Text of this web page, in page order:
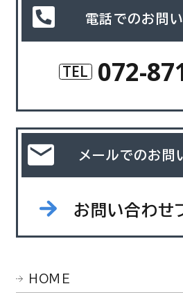
電話でのお問
TEL 072-
メールでのお問
お問い合わせ
HOME